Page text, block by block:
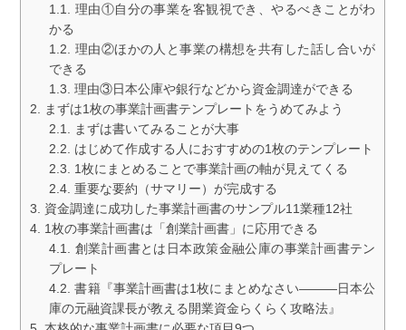
理由①自分の事業を客観視でき、やるべきことがわ
かる
理由②ほかの人と事業の構想を共有した話し合いが
できる
理由③日本公庫や銀行などから資金調達ができる
まずは1枚の事業計画書テンプレートをうめてみよう
まずは書いてみることが大事
はじめて作成する人におすすめの1枚のテンプレート
1枚にまとめることで事業計画の軸が見えてくる
重要な要約（サマリー）が完成する
資金調達に成功した事業計画書のサンプル11業種12社
1枚の事業計画書は「創業計画書」に応用できる
創業計画書とは日本政策金融公庫の事業計画書テン
プレート
書籍『事業計画書は1枚にまとめなさい―――日本公
庫の元融資課長が教える開業資金らくらく攻略法』